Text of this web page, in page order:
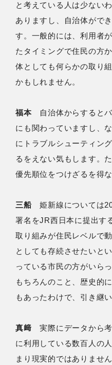
と考えている人は少ない
ありますし、自治体がで
す。一般的には、利用者
たタイミングで住民の方
体としても何らかの取り
かもしれません。
福本自治体からするとバ
にも関わっていますし、
にトラブルシューティン
るをえない気もします。
優先順位をつけざるを得
三船姫新線については
署名をJR西日本に提出す
取り組みが住民レベルで
としても存続させたいと
っている市民の方がいら
もちろんのこと、歴史的
もあったわけで、引き継
真﨑 実際にデータから
に利用している数百人の
まり現実的ではありませ